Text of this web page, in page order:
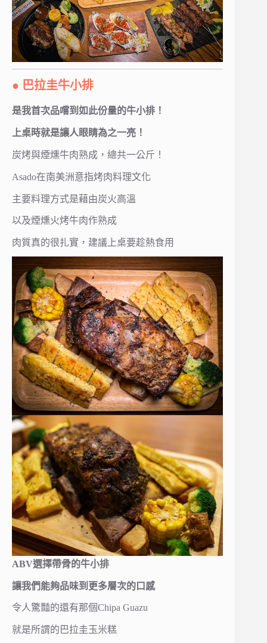
● 巴拉圭牛小排
是我首次品嚐到如此份量的牛小排！
上桌時就是讓人眼睛為之一亮！
炭烤與煙燻牛肉熟成，總共一公斤！
Asado在南美洲意指烤肉料理文化
主要料理方式是藉由炭火高溫
以及煙燻火烤牛肉作熟成
肉質真的很扎實，建議上桌要趁熱食用
ABV選擇帶骨的牛小排
讓我們能夠品味到更多層次的口感
令人驚豔的還有那個Chipa Guazu
就是所謂的巴拉圭玉米糕